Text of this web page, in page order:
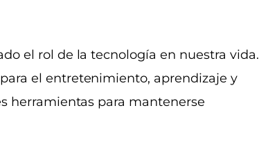
el rol de la tecnología en nuestra vida.
el entretenimiento, aprendizaje y
herramientas para mantenerse